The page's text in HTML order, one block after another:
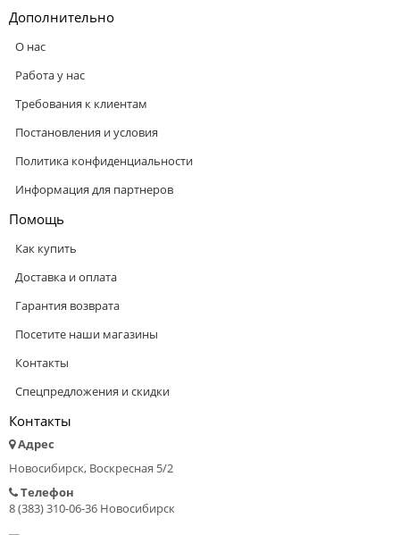
Дополнительно
О нас
Работа у нас
Требования к клиентам
Постановления и условия
Политика конфиденциальности
Информация для партнеров
Помощь
Как купить
Доставка и оплата
Гарантия возврата
Посетите наши магазины
Контакты
Спецпредложения и скидки
Контакты
Адрес
Новосибирск, Воскресная 5/2
Телефон
8 (383) 310-06-36 Новосибирск